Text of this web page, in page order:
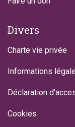
Divers
Charte vie privée
Informations
Déclaration
Cookies